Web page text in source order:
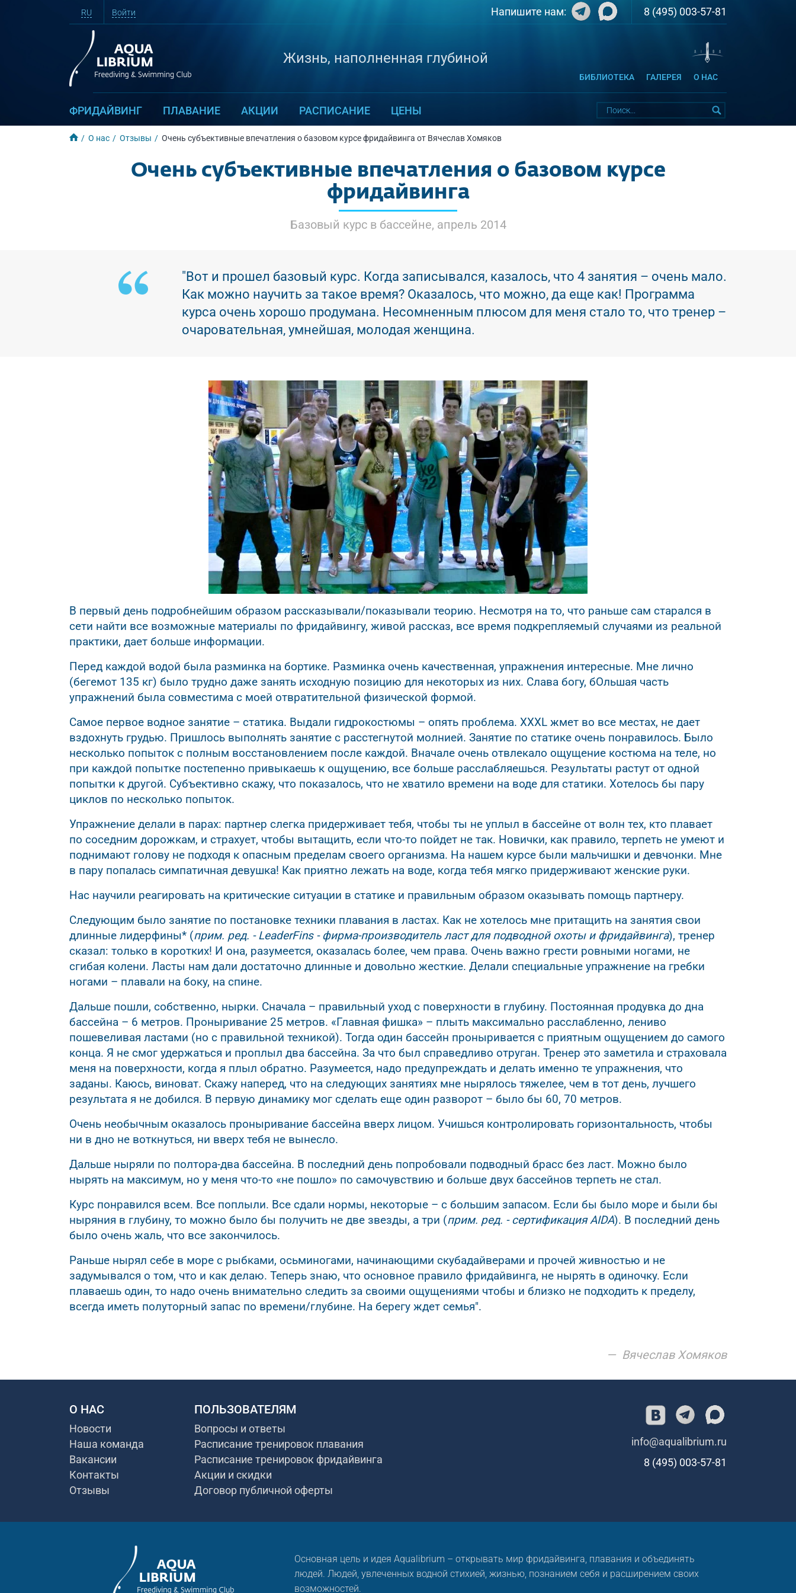
RU Войти Напишите нам: 8 (495) 003-57-81
Жизнь, наполненная глубиной
БИБЛИОТЕКА ГАЛЕРЕЯ О НАС
ФРИДАЙВИНГ ПЛАВАНИЕ АКЦИИ РАСПИСАНИЕ ЦЕНЫ
О нас Отзывы Очень субъективные впечатления о базовом курсе фридайвинга от Вячеслав Хомяков
Очень субъективные впечатления о базовом курсе
фридайвинга
Базовый курс в бассейне, апрель 2014
Краткое описание"Вот и прошел базовый курс. Когда записывался, казалось, что 4 занятия – очень мало.
Как можно научить за такое время? Оказалось, что можно, да еще как! Программа
курса очень хорошо продумана. Несомненным плюсом для меня стало то, что тренер –
очаровательная, умнейшая, молодая женщина.
В первый день подробнейшим образом рассказывали/показывали теорию. Несмотря на то, что раньше сам старался в
сети найти все возможные материалы по фридайвингу, живой рассказ, все время подкрепляемый случаями из реальной
практики, дает больше информации.
Перед каждой водой была разминка на бортике. Разминка очень качественная, упражнения интересные. Мне лично
(бегемот 135 кг) было трудно даже занять исходную позицию для некоторых из них. Слава богу, бОльшая часть
упражнений была совместима с моей отвратительной физической формой.
Самое первое водное занятие – статика. Выдали гидрокостюмы – опять проблема. XXXL жмет во все местах, не дает
вздохнуть грудью. Пришлось выполнять занятие с расстегнутой молнией. Занятие по статике очень понравилось. Было
несколько попыток с полным восстановлением после каждой. Вначале очень отвлекало ощущение костюма на теле, но
при каждой попытке постепенно привыкаешь к ощущению, все больше расслабляешься. Результаты растут от одной
попытки к другой. Субъективно скажу, что показалось, что не хватило времени на воде для статики. Хотелось бы пару
циклов по несколько попыток.
Упражнение делали в парах: партнер слегка придерживает тебя, чтобы ты не уплыл в бассейне от волн тех, кто плавает
по соседним дорожкам, и страхует, чтобы вытащить, если что-то пойдет не так. Новички, как правило, терпеть не умеют и
поднимают голову не подходя к опасным пределам своего организма. На нашем курсе были мальчишки и девчонки. Мне
в пару попалась симпатичная девушка! Как приятно лежать на воде, когда тебя мягко придерживают женские руки.
Нас научили реагировать на критические ситуации в статике и правильным образом оказывать помощь партнеру.
Следующим было занятие по постановке техники плавания в ластах. Как не хотелось мне притащить на занятия свои
длинные лидерфины* (прим. ред. - LeaderFins - фирма-производитель ласт для подводной охоты и фридайвинга), тренер
сказал: только в коротких! И она, разумеется, оказалась более, чем права. Очень важно грести ровными ногами, не
сгибая колени. Ласты нам дали достаточно длинные и довольно жесткие. Делали специальные упражнение на гребки
ногами – плавали на боку, на спине.
Дальше пошли, собственно, нырки. Сначала – правильный уход с поверхности в глубину. Постоянная продувка до дна
бассейна – 6 метров. Проныривание 25 метров. «Главная фишка» – плыть максимально расслабленно, лениво
пошевеливая ластами (но с правильной техникой). Тогда один бассейн проныривается с приятным ощущением до самого
конца. Я не смог удержаться и проплыл два бассейна. За что был справедливо отруган. Тренер это заметила и страховала
меня на поверхности, когда я плыл обратно. Разумеется, надо предупреждать и делать именно те упражнения, что
заданы. Каюсь, виноват. Скажу наперед, что на следующих занятиях мне нырялось тяжелее, чем в тот день, лучшего
результата я не добился. В первую динамику мог сделать еще один разворот – было бы 60, 70 метров.
Очень необычным оказалось проныривание бассейна вверх лицом. Учишься контролировать горизонтальность, чтобы
ни в дно не воткнуться, ни вверх тебя не вынесло.
Дальше ныряли по полтора-два бассейна. В последний день попробовали подводный брасс без ласт. Можно было
нырять на максимум, но у меня что-то «не пошло» по самочувствию и больше двух бассейнов терпеть не стал.
Курс понравился всем. Все поплыли. Все сдали нормы, некоторые – с большим запасом. Если бы было море и были бы
ныряния в глубину, то можно было бы получить не две звезды, а три (прим. ред. - сертификация AIDA). В последний день
было очень жаль, что все закончилось.
Раньше нырял себе в море с рыбками, осьминогами, начинающими скубадайверами и прочей живностью и не
задумывался о том, что и как делаю. Теперь знаю, что основное правило фридайвинга, не нырять в одиночку. Если
плаваешь один, то надо очень внимательно следить за своими ощущениями чтобы и близко не подходить к пределу,
всегда иметь полуторный запас по времени/глубине. На берегу ждет семья".
Вячеслав Хомяков
О НАС
Новости
Наша команда
Вакансии
Контакты
Отзывы
ПОЛЬЗОВАТЕЛЯМ
Вопросы и ответы
Расписание тренировок плавания
Расписание тренировок фридайвинга
Акции и скидки
Договор публичной оферты
info@aqualibrium.ru
8 (495) 003-57-81
Основная цель и идея Aqualibrium – открывать мир фридайвинга, плавания и объединять
людей. Людей, увлеченных водной стихией, жизнью, познанием себя и расширением своих
возможностей.